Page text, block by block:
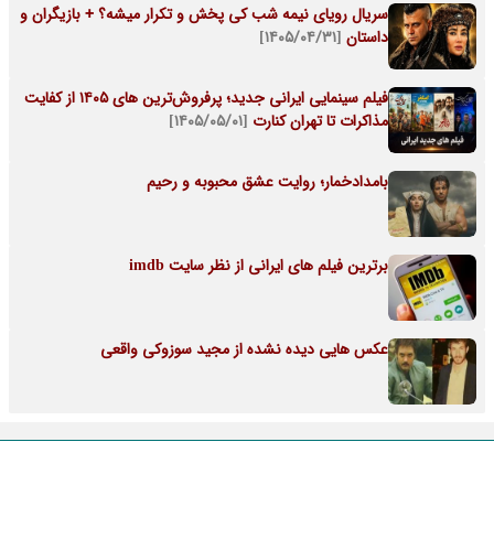
سریال رویای نیمه شب کی پخش و تکرار میشه؟ + بازیگران و
داستان [۱۴۰۵/۰۴/۳۱]
فیلم سینمایی ایرانی جدید؛ پرفروش‌ترین های ۱۴۰۵ از کفایت
مذاکرات تا تهران کنارت [۱۴۰۵/۰۵/۰۱]
بامدادخمار؛ روایت عشق محبوبه و رحیم
برترین فیلم های ایرانی از نظر سایت imdb
عکس هایی دیده نشده از مجید سوزوکی واقعی